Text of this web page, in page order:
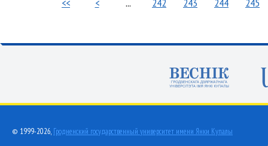
© 1999-2026, Гродненский государственный университет имени Янки Купалы